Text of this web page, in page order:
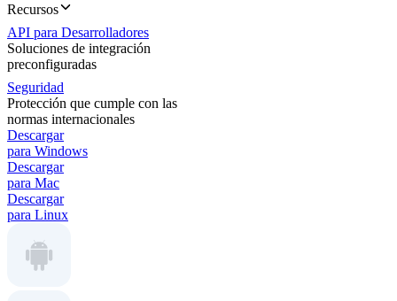
Recursos
API para Desarrolladores
Soluciones de integración
preconfiguradas
Seguridad
Protección que cumple con las
normas internacionales
Descargar
para Windows
Descargar
para Mac
Descargar
para Linux